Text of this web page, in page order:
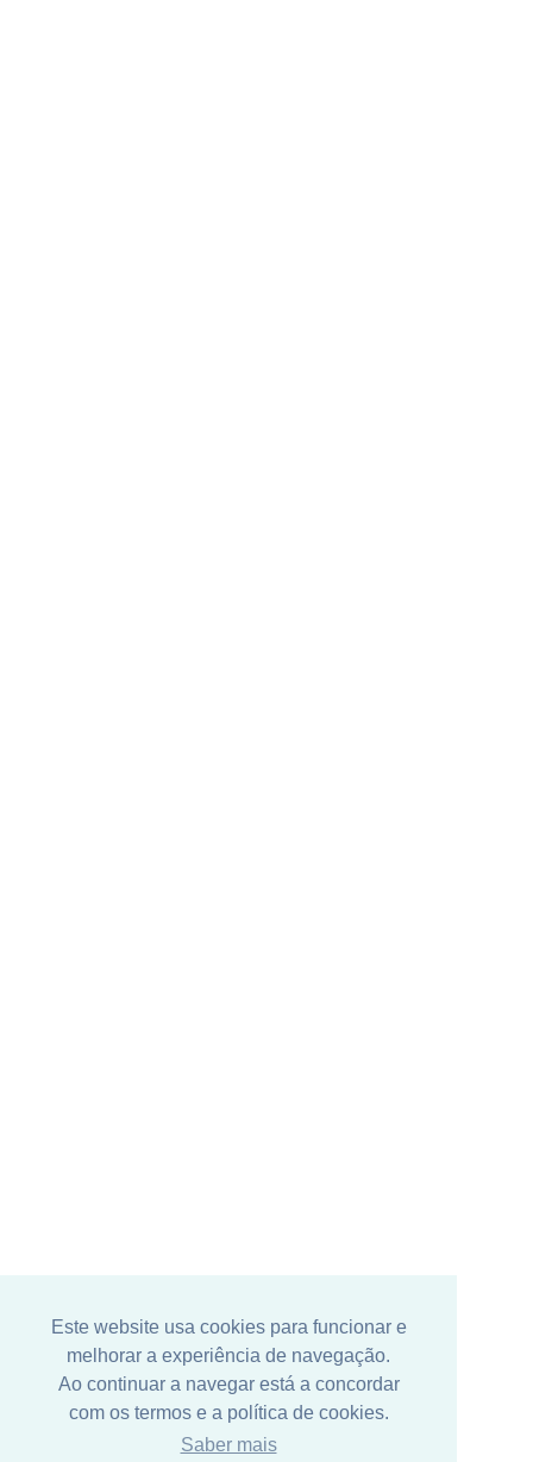
Este website usa cookies para funcionar e
melhorar a experiência de navegação.
Ao continuar a navegar está a concordar
com os termos e a política de cookies.
Saber mais